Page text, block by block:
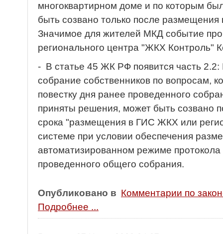
многоквартирном доме и по которым
быть созвано только после размещения
Значимое для жителей МКД событие
регионального центра "ЖКХ Контроль"
- В статье 45 ЖК РФ появится часть
собрание собственников по вопросам,
повестку дня ранее проведенного
приняты решения, может быть созвано
срока "размещения в ГИС ЖКХ или
системе при условии обеспечения
автоматизированном режиме
проведенного общего собрания.
Опубликовано в Комментарии по
Подробнее ...